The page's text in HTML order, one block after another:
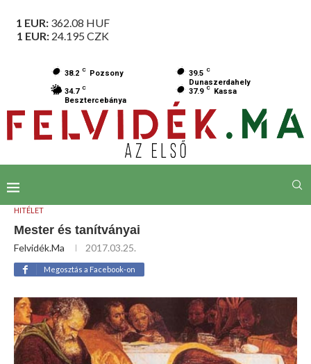
1 EUR: 362.08 HUF
1 EUR: 24.195 CZK
38.2 C Pozsony 39.5 C
Dunaszerdahely
34.7 C
Besztercebánya
37.9 C Kassa
HITÉLET
Mester és tanítványai
Felvidék.ma 2017.03.25.
Megosztás a Facebook-on